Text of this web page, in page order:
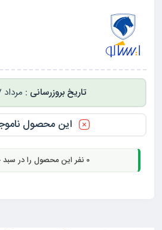
مرداد 17, 1405
این محصول
0 نفر این محصول را در سبد